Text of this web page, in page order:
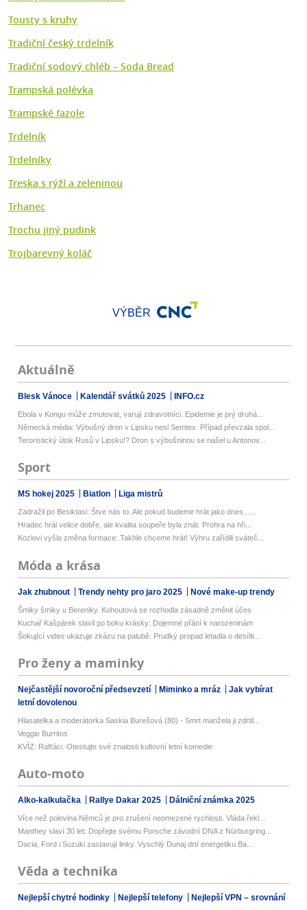
Tousty s kruhy
Tradiční český trdelník
Tradiční sodový chléb – Soda Bread
Trampská polévka
Trampské fazole
Trdelník
Trdelníky
Treska s rýží a zeleninou
Trhanec
Trochu jiný pudink
Trojbarevný koláč
VÝBĚR
Aktuálně
Blesk Vánoce Kalendář svátků 2025 INFO.cz
Ebola v Kongu může zmutovat, varují zdravotníci. Epidemie je prý druhá...
Německá média: Výbušný dron v Lipsku nesl Semtex. Případ převzala spol...
Teroristický útok Rusů v Lipsku!? Dron s výbušninou se našel u Antonov...
Sport
MS hokej 2025 Biatlon Liga mistrů
Zadražil po Besiktasi: Štve nás to. Ale pokud budeme hrát jako dnes......
Hradec hrál velice dobře, ale kvalita soupeře byla znát. Prohra na hři...
Kozlovi vyšla změna formace: Takhle chceme hrát! Výhru zařídili sváteč...
Móda a krása
Jak zhubnout Trendy nehty pro jaro 2025 Nové make-up trendy
Šmiky šmiky u Bereniky. Kohoutová se rozhodla zásadně změnit účes
Kuchař Kašpárek slavil po boku krásky: Dojemné přání k narozeninám
Šokující video ukazuje zkázu na palubě: Prudký propad letadla o desítk...
Pro ženy a maminky
Nejčastější novoroční předsevzetí Miminko a mráz
Jak vybírat
letní dovolenou
Hlasatelka a moderátorka Saskia Burešová (80) - Smrt manžela ji zdrtil...
Veggie Burritos
KVÍZ: Rafťáci. Otestujte své znalosti kultovní letní komedie
Auto-moto
Alko-kalkulačka Rallye Dakar 2025 Dálniční známka 2025
Více než polovina Němců je pro zrušení neomezené rychlosti. Vláda řekl...
Manthey slaví 30 let: Dopřejte svému Porsche závodní DNA z Nürburgring...
Dacia, Ford i Suzuki zastavují linky. Vyschlý Dunaj drtí energetiku Ba...
Věda a technika
Nejlepší chytré hodinky Nejlepší telefony Nejlepší VPN – srovnání